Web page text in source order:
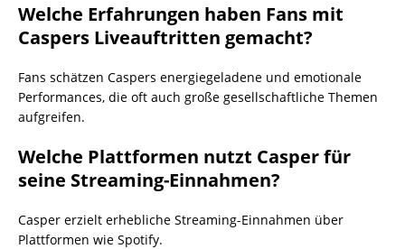
Welche Erfahrungen haben Fans mit
Caspers Liveauftritten gemacht?
Fans schätzen Caspers energiegeladene und emotionale
Performances, die oft auch große gesellschaftliche Themen
aufgreifen.
Welche Plattformen nutzt Casper für
seine Streaming-Einnahmen?
Casper erzielt erhebliche Streaming-Einnahmen über
Plattformen wie Spotify.